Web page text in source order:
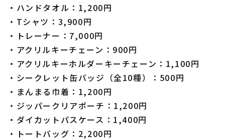
・ハンドタオル：1,200円
・Tシャツ：3,900円
・トレーナー：7,000円
・アクリルキーチェーン：900円
・アクリルキーホルダーキーチェーン：1,100円
・シークレット缶バッジ（全10種）：500円
・まんまる巾着：1,200円
・ジッパークリアポーチ：1,200円
・ダイカットパスケース：1,400円
・トートバッグ：2,200円